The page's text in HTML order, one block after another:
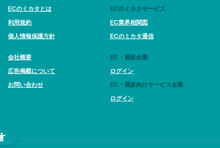
ECのミカタとは
利用規約
個人情報保護方針
会社概要
広告掲載について
お問い合わせ
ECのミカタサービス
EC業界相関図
ECのミカタ通信
EC・通販企業
ログイン
EC・通販向けサービス企業
ログイン